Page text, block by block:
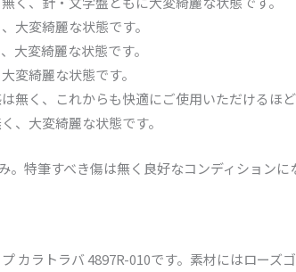
大変綺麗な状態です。
大変綺麗な状態です。
変綺麗な状態です。
無く、これからも快適にご使用いただけるほど
、大変綺麗な状態です。
。特筆すべき傷は無く良好なコンディションに
カラトラバ 4897R-010です。素材にはロー